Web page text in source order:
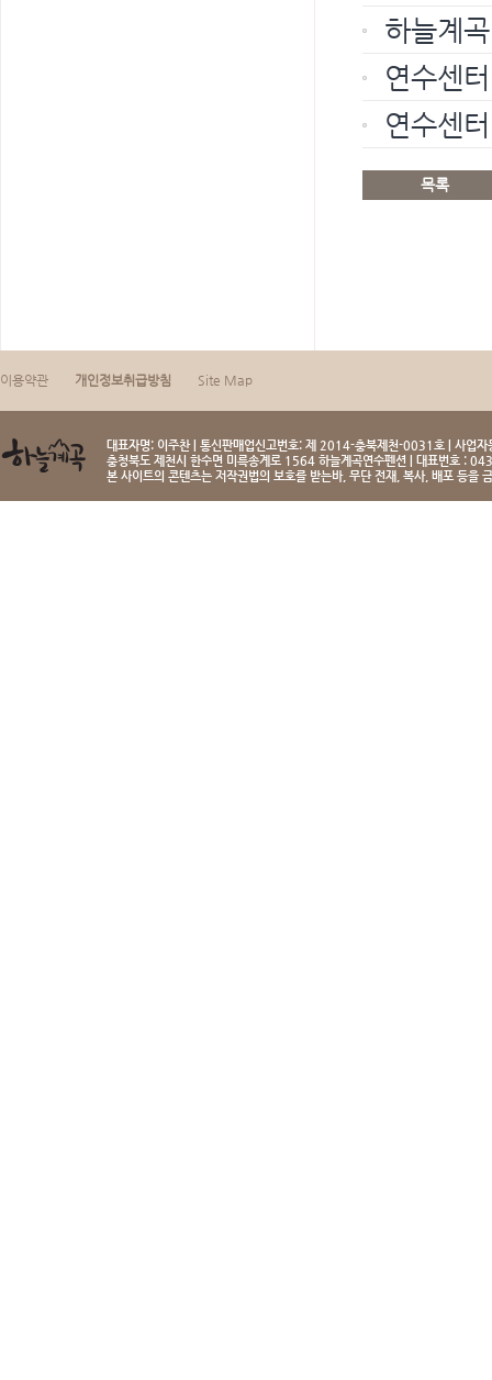
하늘계
연수센
연수센
목록
이용약관 개인정보취급방침 Site Map
대표자명: 이주찬 | 통신판매업신고번호: 제 2014-충북제천-0031호 | 사업
충청북도 제천시 한수면 미륵송계로 1564 하늘계곡연수펜션 | 대표번호 :
본 사이트의 콘텐츠는 저작권법의 보호를 받는바, 무단 전재, 복사, 배포 등을